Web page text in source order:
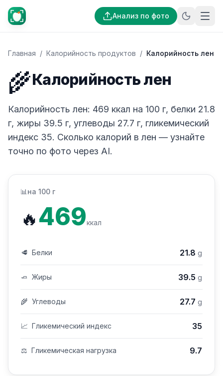
Анализ по фото
Главная / Калорийность продуктов / Калорийность лен
🌾Калорийность лен
Калорийность лен: 469 ккал на 100 г, белки 21.8
г, жиры 39.5 г, углеводы 27.7 г, гликемический
индекс 35. Сколько калорий в лен — узнайте
точно по фото через AI.
📊 на 100 г
🔥469ккал
🥩 Белки 21.8 g
🧈 Жиры 39.5 g
🌾 Углеводы 27.7 g
📈 Гликемический индекс 35
⚖️ Гликемическая нагрузка 9.7